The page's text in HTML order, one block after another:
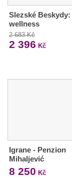
Slezské
wellness
2 683 Kč
2 396 Kč
Igrane - Penzion
Mihaljević
8 250 Kč